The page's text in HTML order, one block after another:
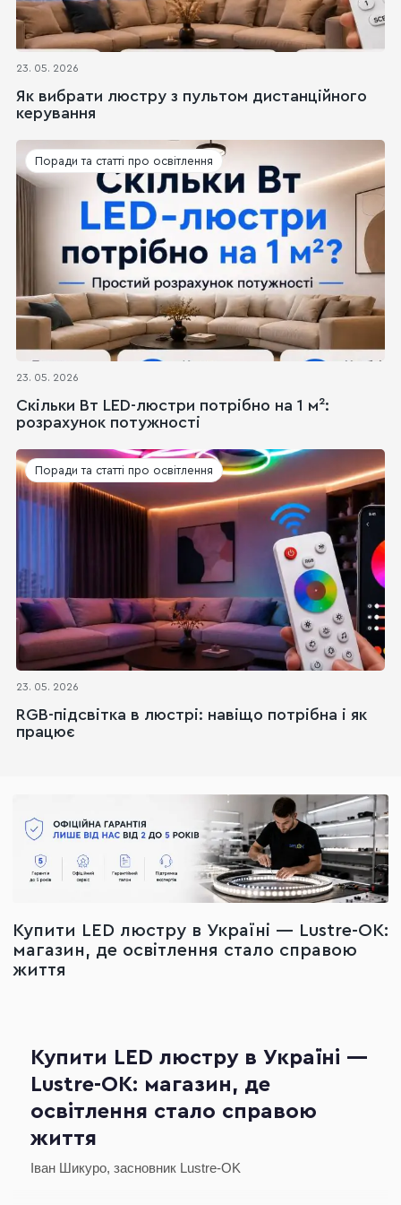
23. 05. 2026
Як вибрати люстру з пультом дистанційного
керування
Поради та статті про освітлення
23. 05. 2026
Скільки Вт LED-люстри потрібно на 1 м²:
розрахунок потужності
Поради та статті про освітлення
23. 05. 2026
RGB-підсвітка в люстрі: навіщо потрібна і як
працює
Купити LED люстру в Україні — Lustre-OK:
магазин, де освітлення стало справою
життя
Купити LED люстру в Україні —
Lustre-OK: магазин, де
освітлення стало справою
життя
Іван Шикуро, засновник Lustre-OK